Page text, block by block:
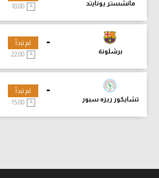
مانشستر يونايتد 18:00
-
برشلونة
لم تبدأ
-
تشايكور ريزه سبور
لم تبدأ
15:00